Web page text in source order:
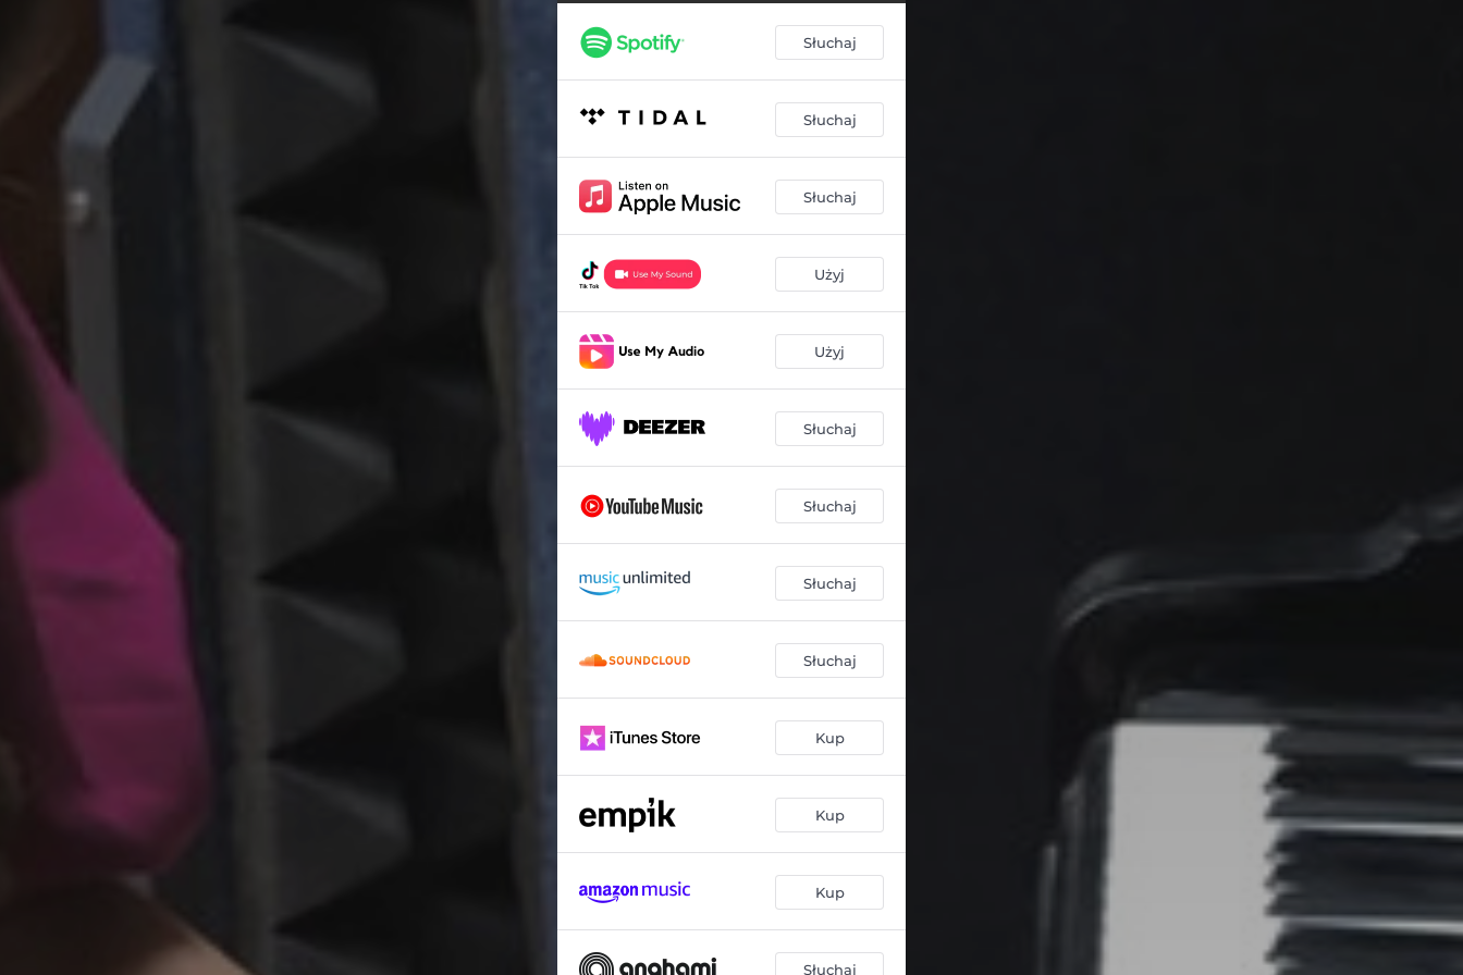
Słuchaj
Słuchaj
Słuchaj
Użyj
Użyj
Słuchaj
Słuchaj
Słuchaj
Słuchaj
Kup
Kup
Kup
Słuchaj